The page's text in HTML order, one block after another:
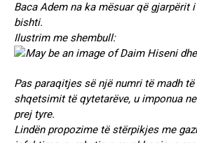
Baca Adem na ka mësuar që gjarpërit
bishti.
Ilustrim me shembull:
Pas paraqitjes së një numri të madh
shqetsimit të qytetarëve, u imponua
prej tyre.
Lindën propozime të stërpikjes me